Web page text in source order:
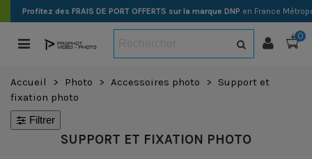
Profitez des FRAIS DE PORT OFFERTS sur la marque DNP en France
0
Accueil > Photo > Accessoires photo >
Support et
fixation photo
Filtrer
SUPPORT ET FIXATION PHOTO